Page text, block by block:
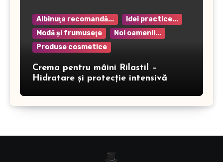
Albinuţa recomandă...
Idei practice...
Modă şi frumuseţe
Noi oamenii...
Produse cosmetice
Crema pentru mâini Rilastil –
Hidratare și protecție intensivă